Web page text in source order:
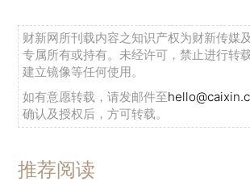
财新网所刊载内容之知识产权为财新传媒
专属所有或持有。未经许可，禁止进行转
建立镜像等任何使用。
如有意愿转载，请发邮件至
确认及授权后，方可转载。
推荐阅读